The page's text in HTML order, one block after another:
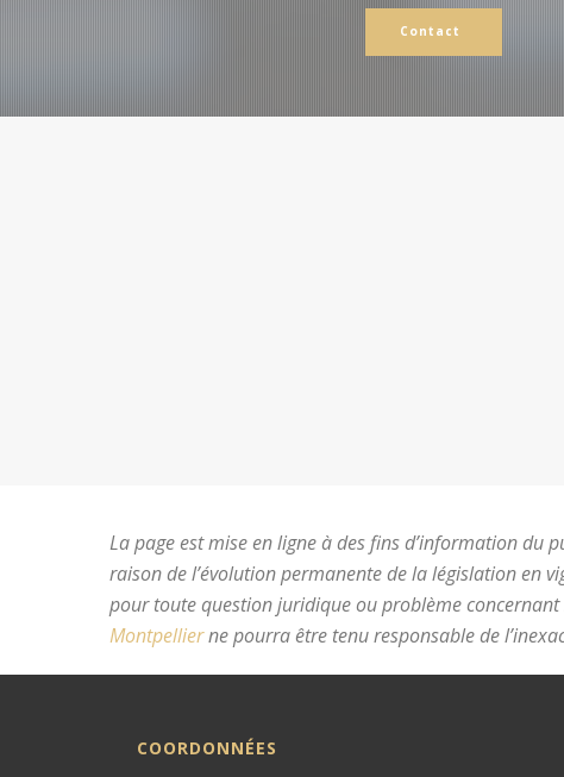
Contact
La page est mise en ligne à des fins d’information du
raison de l’évolution permanente de la législation en
pour toute question juridique ou problème concernant
Montpellierne pourra être tenu responsable de
COORDONNÉES